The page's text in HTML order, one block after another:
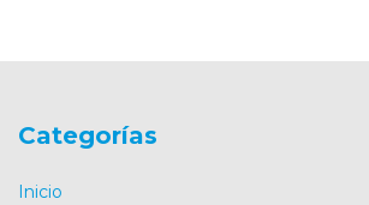
Categorías
Inicio